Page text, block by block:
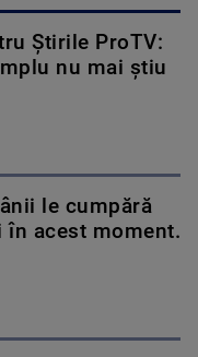
Știrile ProTV:
nu mai știu
le cumpără
în acest moment.